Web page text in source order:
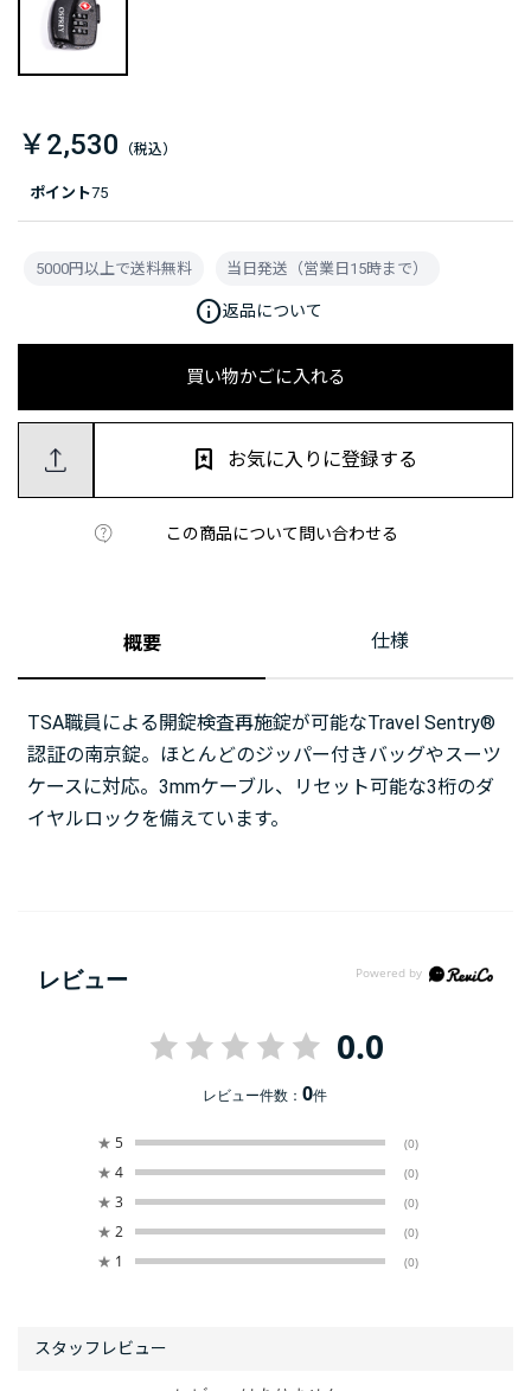
ポイント75
￥2,530
買い物かごに入れる
この商品について問い合わせる
お気に入りに登録する
5000円以上で送料無料 当日発送（営業日15時まで）
info返品について
概要 仕様
TSA職員による開錠検査再施錠が可能なTravel Sentry®
認証の南京錠。ほとんどのジッパー付きバッグやスーツ
ケースに対応。3mmケーブル、リセット可能な3桁のダ
イヤルロックを備えています。
レビュー
0.0
レビュー件数：0件
★ 5 (0)
★ 4 (0)
★ 3 (0)
★ 2 (0)
★ 1 (0)